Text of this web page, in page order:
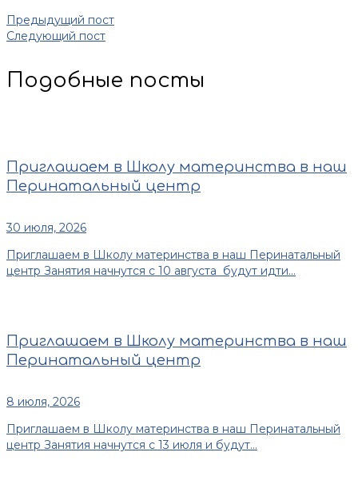
Предыдущий пост
Следующий пост
Подобные посты
Приглашаем в Школу материнства в наш
Перинатальный центр
30 июля, 2026
Приглашаем в Школу материнства в наш Перинатальный
центр Занятия начнутся с 10 августа будут идти...
Приглашаем в Школу материнства в наш
Перинатальный центр
8 июля, 2026
Приглашаем в Школу материнства в наш Перинатальный
центр Занятия начнутся с 13 июля и будут...